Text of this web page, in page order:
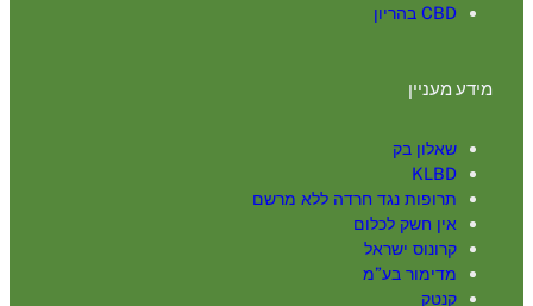
CBD בהריון
מידע מעניין
שאלון בק
KLBD
תרופות נגד חרדה ללא מרשם
אין חשק לכלום
קרונוס ישראל
מדימור בע”מ
קנטק